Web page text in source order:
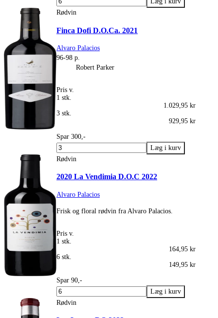
Rødvin
Finca Dofi D.O.Ca. 2021
Alvaro Palacios
96-98 p.
Robert Parker
Pris v.
1 stk.
1.029,95 kr
3 stk.
929,95 kr
Spar 300,-
Rødvin
2020 La Vendimia D.O.C 2022
Alvaro Palacios
Frisk og floral rødvin fra Alvaro Palacios.
Pris v.
1 stk.
164,95 kr
6 stk.
149,95 kr
Spar 90,-
Rødvin